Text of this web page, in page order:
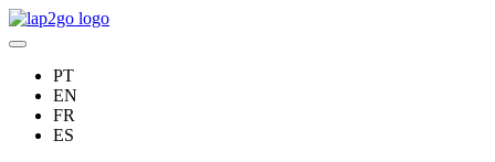
PT
EN
FR
ES